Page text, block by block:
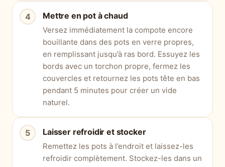
Mettre en pot à chaud
Versez immédiatement la compote encore
bouillante dans des pots en verre propres,
en remplissant jusqu’à ras bord. Essuyez les
bords avec un torchon propre, fermez les
couvercles et retournez les pots tête en bas
pendant 5 minutes pour créer un vide
naturel.
Laisser refroidir et stocker
Remettez les pots à l’endroit et laissez-les
refroidir complètement. Stockez-les dans un